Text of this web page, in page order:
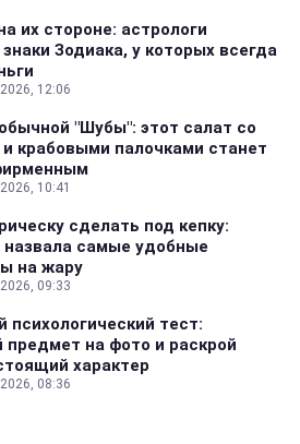
их стороне: астрологи
Зодиака, у которых всегда
12:06
"Шубы": этот салат со
и крабовыми палочками станет
10:41
сделать под кепку:
назвала самые удобные
на жару
09:33
психологический тест:
предмет на фото и раскрой
характер
08:36